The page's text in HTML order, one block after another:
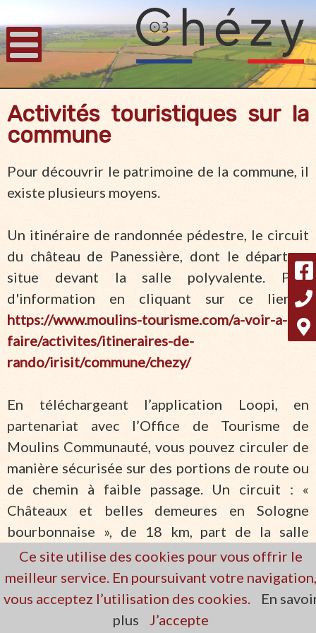
Activités touristiques sur la
commune
Pour découvrir le patrimoine de la commune, il
existe plusieurs moyens.
Un itinéraire de randonnée pédestre, le circuit
du château de Panessière, dont le départ se
situe devant la salle polyvalente. Plus
d'information en cliquant sur ce lien :
https://www.moulins-tourisme.com/a-voir-a-
faire/activites/itineraires-de-
rando/irisit/commune/chezy/
En téléchargeant l’application Loopi, en
partenariat avec l’Office de Tourisme de
Moulins Communauté, vous pouvez circuler de
manière sécurisée sur des portions de route ou
de chemin à faible passage. Un circuit : «
Châteaux et belles demeures en Sologne
bourbonnaise », de 18 km, part de la salle
polyvalente.
Ce site utilise des cookies pour vous offrir le
meilleur service. En poursuivant votre navigation,
vous acceptez l’utilisation des cookies.
En
plus
J’accepte